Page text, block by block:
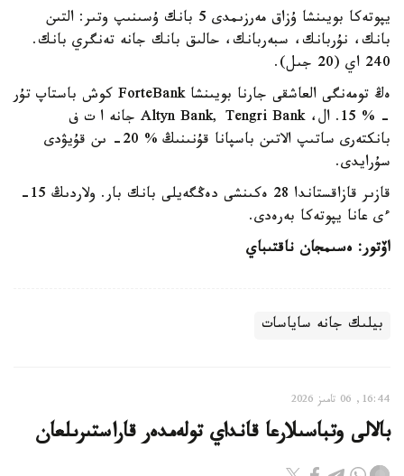
يپوتەكا بويىنشا ۇزاق مەرزىمدى 5 بانك ۇسىنىپ وتىر: التىن
بانك، نۇربانك، سبەربانك، حالىق بانك جانە تەنگري بانك.
240 اي (20 جىل).
ەڭ تومەنگى العاشقى جارنا بويىنشا ForteBank كوش باستاپ تۇر
- % 15. ال، Altyn Bank, Tengri Bank جانە ا ت ف
بانكتەرى ساتىپ الاتىن باسپانا قۇنىنىڭ % 20- ىن قۇيۋدى
سۇرايدى.
قازىر قازاقستاندا 28 ەكىنشى دەڭگەيلى بانك بار. ولاردىڭ 15-
ءى عانا يپوتەكا بەرەدى.
اۆتور: ەسىمجان ناقتىباي
بيلىك جانە ساياسات
16:44, 06 تامىز 2026
بالالى وتباسىلارعا قانداي تولەمدەر قاراستىرىلعان